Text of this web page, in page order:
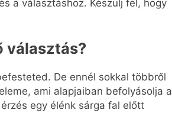
a választáshoz. Készülj fel, hogy
választás?
De ennél sokkal többről
ami alapjaiban befolyásolja a
egy élénk sárga fal előtt